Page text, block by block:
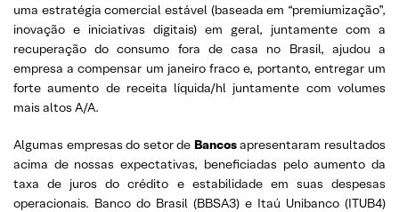
uma estratégia comercial estável (baseada em “premiumização”,
inovação e iniciativas digitais) em geral, juntamente com a
recuperação do consumo fora de casa no Brasil, ajudou a
empresa a compensar um janeiro fraco e, portanto, entregar um
forte aumento de receita líquida/hl juntamente com volumes
mais altos A/A.
Algumas empresas do setor de Bancosapresentaram resultados
acima de nossas expectativas, beneficiadas pelo aumento da
taxa de juros do crédito e estabilidade em suas despesas
operacionais. Banco do Brasil (BBSA3) e Itaú Unibanco (ITUB4)